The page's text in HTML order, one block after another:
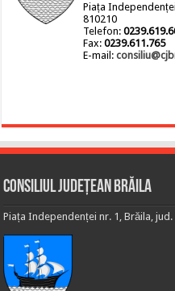
Piața
810210
Telefon:
Fax:0239.611.765
E-mail:
Consiliul Județean Brăila
Piața Independenței nr. 1, Brăila,